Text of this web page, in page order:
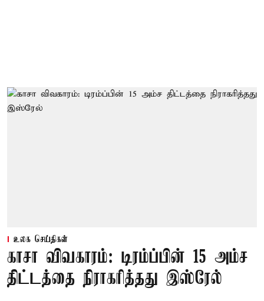
உலக செய்திகள்
காசா விவகாரம்: டிரம்ப்பின் 15 அம்ச
திட்டத்தை நிராகரித்தது இஸ்ரேல்